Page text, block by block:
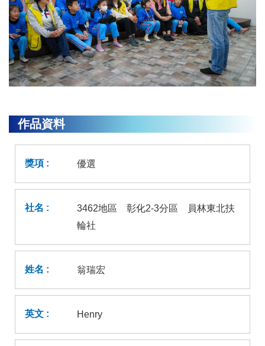
作品資料
優選
3462地區 彰化2-3分區 員林東北扶
輪社
翁瑞宏
Henry